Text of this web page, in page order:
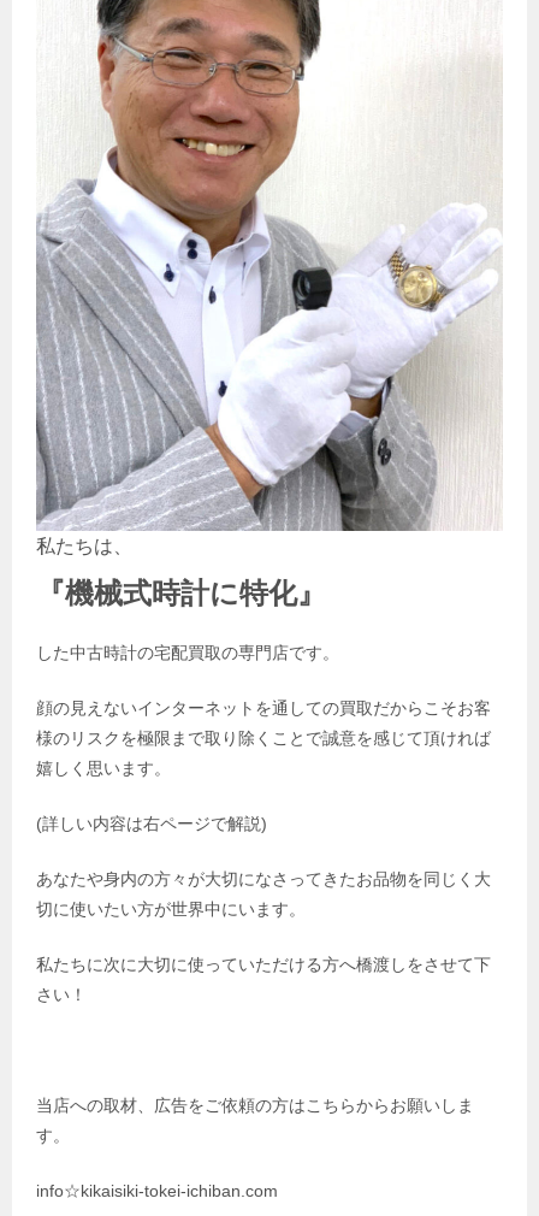
私たちは、
『機械式時計に特化』
した中古時計の宅配買取の専門店です。
顔の見えないインターネットを通しての買取だからこそお客
様のリスクを極限まで取り除くことで誠意を感じて頂ければ
嬉しく思います。
(詳しい内容は右ページで解説)
あなたや身内の方々が大切になさってきたお品物を同じく大
切に使いたい方が世界中にいます。
私たちに次に大切に使っていただける方へ橋渡しをさせて下
さい！
当店への取材、広告をご依頼の方はこちらからお願いしま
す。
info☆kikaisiki-tokei-ichiban.com